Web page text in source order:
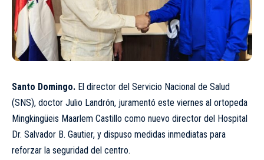
Santo Domingo. El director del Servicio Nacional de Salud
(SNS), doctor Julio Landrón, juramentó este viernes al ortopeda
Mingkingüeis Maarlem Castillo como nuevo director del Hospital
Dr. Salvador B. Gautier, y dispuso medidas inmediatas para
reforzar la seguridad del centro.